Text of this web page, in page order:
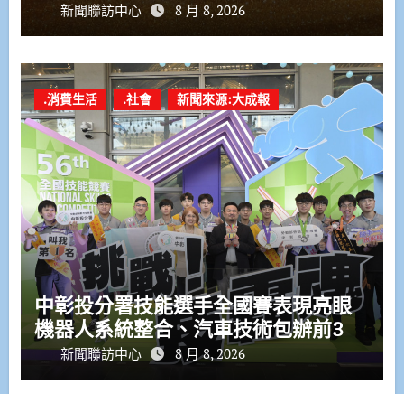
新聞聯訪中心 8 月 8, 2026
.消費生活 .社會 新聞來源:大成報
中彰投分署技能選手全國賽表現亮眼
機器人系統整合、汽車技術包辦前3
新聞聯訪中心 8 月 8, 2026